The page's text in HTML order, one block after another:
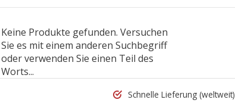
Keine Produkte gefunden. Versuchen
Sie es mit einem anderen Suchbegriff
oder verwenden Sie einen Teil des
Worts...
Schnelle Lieferung (weltweit)